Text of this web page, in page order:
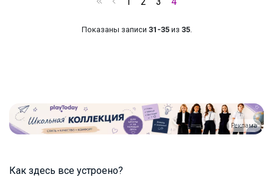
Показаны записи 31-35из 35.
Реклама
Как здесь все устроено?